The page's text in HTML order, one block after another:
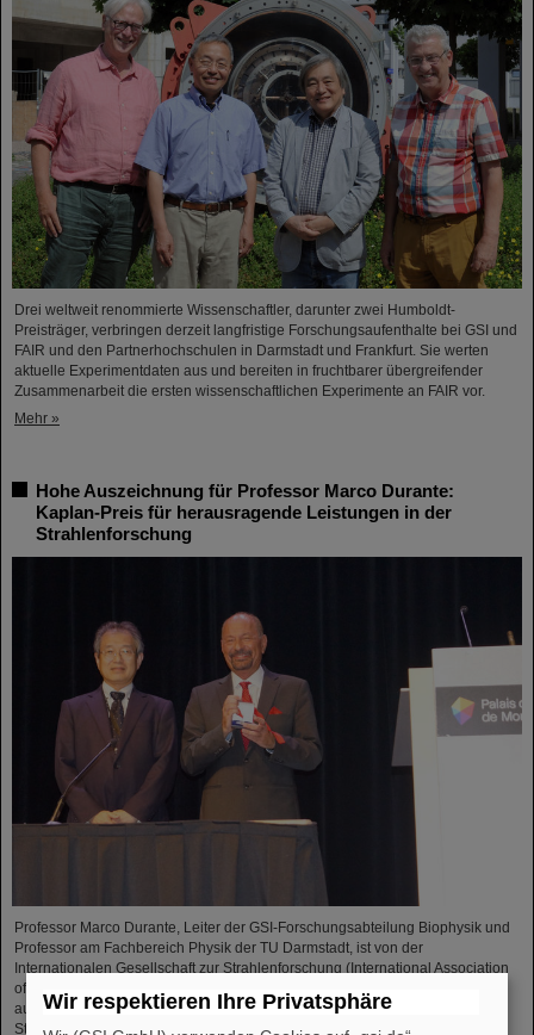
Drei weltweit renommierte Wissenschaftler, darunter zwei Humboldt-
Preisträger, verbringen derzeit langfristige Forschungsaufenthalte bei GSI und
FAIR und den Partnerhochschulen in Darmstadt und Frankfurt. Sie werten
aktuelle Experimentdaten aus und bereiten in fruchtbarer übergreifender
Zusammenarbeit die ersten wissenschaftlichen Experimente an FAIR vor.
Mehr »
Hohe Auszeichnung für Professor Marco Durante:
Kaplan-Preis für herausragende Leistungen in der
Strahlenforschung
Professor Marco Durante, Leiter der GSI-Forschungsabteilung Biophysik und
Professor am Fachbereich Physik der TU Darmstadt, ist von der
Internationalen Gesellschaft zur Strahlenforschung (International Association
of Radiation Research, IARR) mit dem renommierten Henry-Kaplan-Preis
ausgezeichnet worden. Der Preis gilt als die höchste Auszeichnung der
Strahlenforschung...
Wir respektieren Ihre Privatsphäre